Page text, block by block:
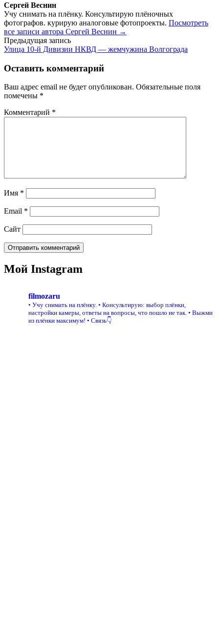
Сергей Веснин
Учу снимать на плёнку. Консультирую плёночных
фотографов. курирую аналоговые фотопроекты. Посмотреть
все записи автора Сергей Веснин →
Навигация
по
записям
Предыдущая запись
Улица 10-й Дивизии НКВД — жемчужина Волгограда
Оставить комментарий
Ваш адрес email не будет опубликован. Обязательные поля
помечены *
Комментарий *
Имя *
Email *
Сайт
Мой Instagram
filmozaru
• Учу снимать на плёнку. • Консультирую: выбор плёнки,
настройки камеры, ответы на вопросы, что пошло не так. • Выжми
из плёнки максимум! • Связь👇